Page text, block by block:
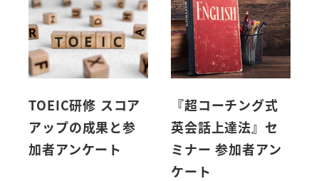
TOEIC研修 スコア
アップの成果と参
加者アンケート
『超コーチング式
英会話上達法』セ
ミナー 参加者アン
ケート